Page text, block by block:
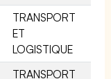
TRANSPORT
ET
LOGISTIQUE
TRANSPORT